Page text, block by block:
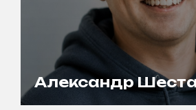
Александр